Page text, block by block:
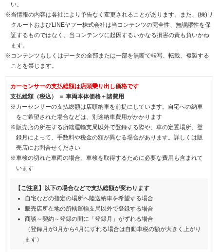
い。
※当情報の内容は各社により予告なく変更されることがあります。また、(株)リ
クルートおよびLINEヤフー株式会社は当コンテンツの完全性、無誤謬性を保
証するものではなく、当コンテンツに起因するいかなる損害の責も負いかね
ます。
※コンテンツもしくはデータの全部または一部を無断で転写、転載、複製する
ことを禁じます。
カーセンサーの支払総額は店頭乗り出し価格です
支払総額（税込） ＝ 車両本体価格＋諸費用
※カーセンサーの支払総額は店頭納車を前提にしています。自宅への納車
をご希望された場合などは、別途納車費用がかかります
※販売店の所在する所轄運輸支局以外で登録する際や、車の定置場所、登
録月によって、手数料や税金の額が異なる場合があります。詳しくは販
売店にお問合せください
※車検の切れた車両の場合、車検を取得するために必要な費用も含まれて
います
【ご注意】以下の場合などで支払総額が変わります
自宅などの指定の場所へ陸送納車を希望する場合
販売店所在地の所轄運輸支局以外で登録する場合
商談～契約～登録の間に「登録月」がずれる場合
（登録月が3月から4月にずれる場合は自動車税の額が大きく上がり
ます）